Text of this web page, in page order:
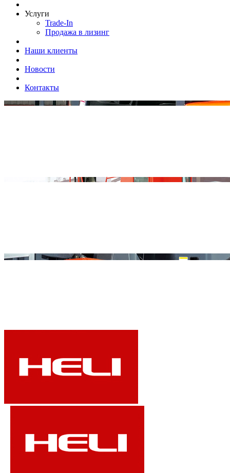
Услуги
Trade-In
Продажа в лизинг
Наши клиенты
Новости
Контакты